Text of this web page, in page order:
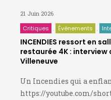
21 Juin 2026
Critiques Événements
INCENDIES ressort en
restaurée 4K : interview
Villeneuve
Un Incendies qui a
https://youtube.com/